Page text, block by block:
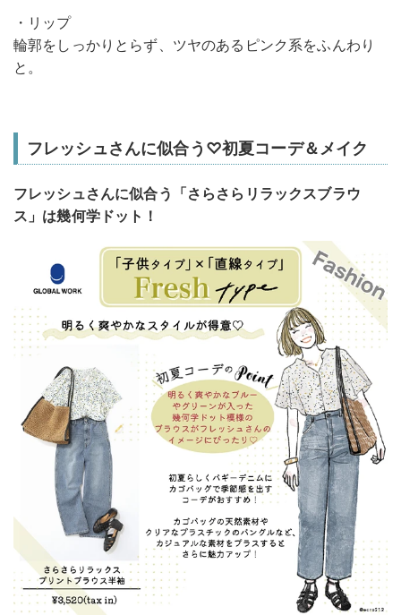
・リップ
輪郭をしっかりとらず、ツヤのあるピンク系をふんわり
と。
フレッシュさんに似合う♡初夏コーデ＆メイク
フレッシュさんに似合う「さらさらリラックスブラウ
ス」は幾何学ドット！